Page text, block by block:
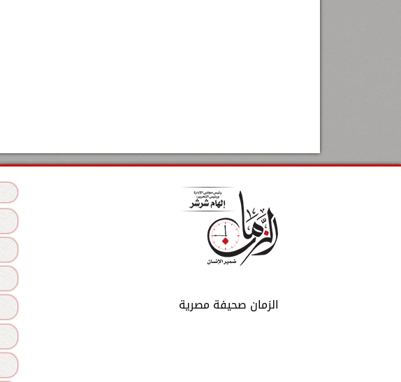
الزمان صحيفة مصرية